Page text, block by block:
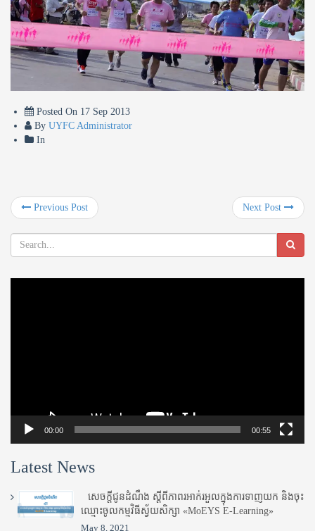
Posted On 17 Sep 2013
By UYFC Administrator
In
Previous Post Next Post
00:00 00:55
Latest News
សេចក្តីជូនដំណឹង ស្តី​ពីភាព​រអាក់រអួល​ក្នុងការ​ទាញ​យក និង​ចុះ​
ឈ្មោះ​ចូល​កម្មវិធី​ស្វ័យសិក្សា «MoEYS E-Learning»
May 8, 2021